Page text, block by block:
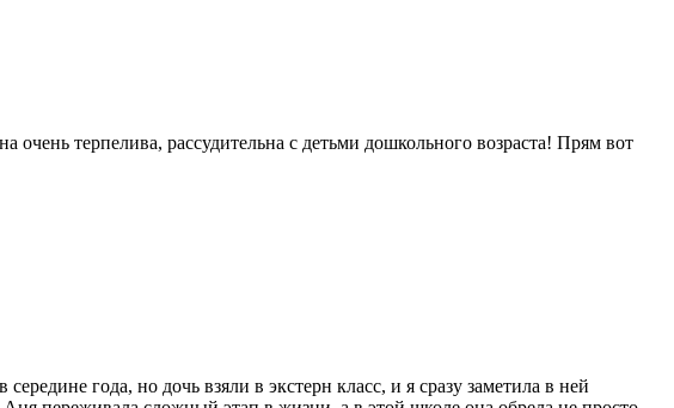
терпелива, рассудительна с детьми дошкольного возраста! Прям вот
года, но дочь взяли в экстерн класс, и я сразу заметила в ней